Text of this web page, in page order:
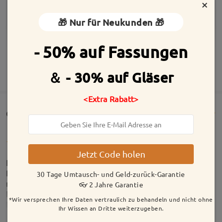
MEHR ANZEIGEN
Customer Reviews(130)
Ich bin wirklich begeistert von Firmoo! Meine erste
Bestellung war eine Gleitsichtbrille. Leider kam ich
mit dem Lesebereich nicht zurecht. Als ich den
Kundenservice kontaktierte, wurde mir aus reiner
Kulanz mitgeteilt, dass ich die Brille nicht
zurückschicken muss und sie sogar behalten darf –
×
🎁 Nur für Neukunden 🎁
- 50% auf Fassungen
＆ - 30% auf Gläser
<Extra Rabatt>
Jetzt Code holen
30 Tage Umtausch- und Geld-zurück-Garantie
👓 2 Jahre Garantie
*Wir versprechen Ihre Daten vertraulich zu behandeln und nicht ohne
Ihr Wissen an Dritte weiterzugeben.